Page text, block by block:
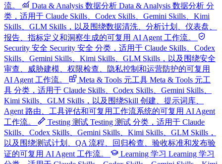
流。
Data & Analysis 数据分析 Data & Analysis 数据分析 分
类，适用于 Claude Skills、Codex Skills、Gemini Skills、Kimi
Skills、GLM Skills，以及围绕数据清洗、分析计划、仪表盘、
报告、指标定义和洞察生成的可复用 AI Agent 工作流。
Security 安全 Security 安全 分类，适用于 Claude Skills、Codex
Skills、Gemini Skills、Kimi Skills、GLM Skills，以及围绕安全
审查、威胁建模、权限检查、隐私控制和运营防护的可复用
AI Agent 工作流。
Meta & Tools 元工具 Meta & Tools 元工
具 分类，适用于 Claude Skills、Codex Skills、Gemini Skills、
Kimi Skills、GLM Skills，以及围绕Skill 创建、提示词库、
Agent 路由、工具评估和可复用工作流系统的可复用 AI Agent
工作流。
Testing 测试 Testing 测试 分类，适用于 Claude
Skills、Codex Skills、Gemini Skills、Kimi Skills、GLM Skills，
以及围绕测试计划、QA 流程、回归检查、验收标准和发布验
证的可复用 AI Agent 工作流。
Learning 学习 Learning 学习